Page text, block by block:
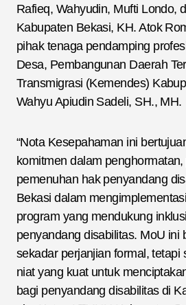
Rafieq, Wahyudin, Mufti Londo,
Kabupaten Bekasi, KH. Atok
pihak tenaga pendamping
Desa, Pembangunan Daerah
Transmigrasi (Kemendes)
Wahyu Apiudin Sadeli, SH., MH.
“Nota Kesepahaman ini
komitmen dalam
pemenuhan hak penyandang
Bekasi dalam
program yang mendukung
penyandang disabilitas. MoU ini
sekadar perjanjian formal, tetapi
niat yang kuat untuk
bagi penyandang disabilitas di